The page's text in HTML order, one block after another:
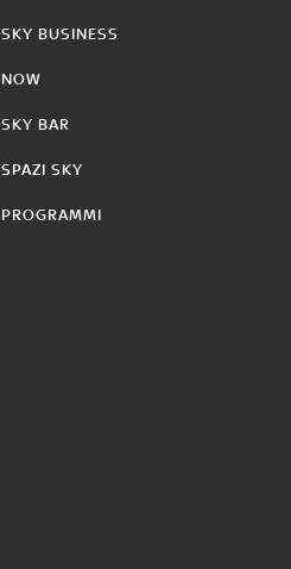
SKY BUSINESS
NOW
SKY BAR
SPAZI SKY
PROGRAMMI